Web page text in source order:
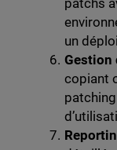
un
Gestion
copiant